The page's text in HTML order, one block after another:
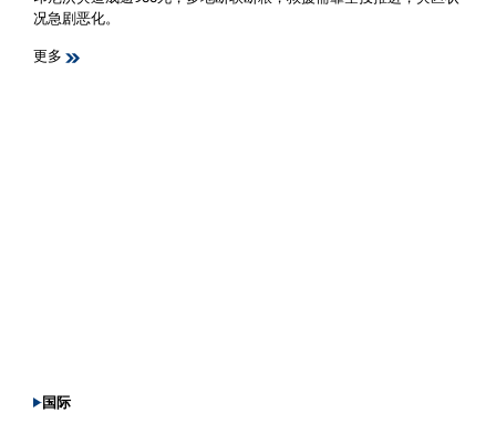
况急剧恶化。
更多
POSTED
国际